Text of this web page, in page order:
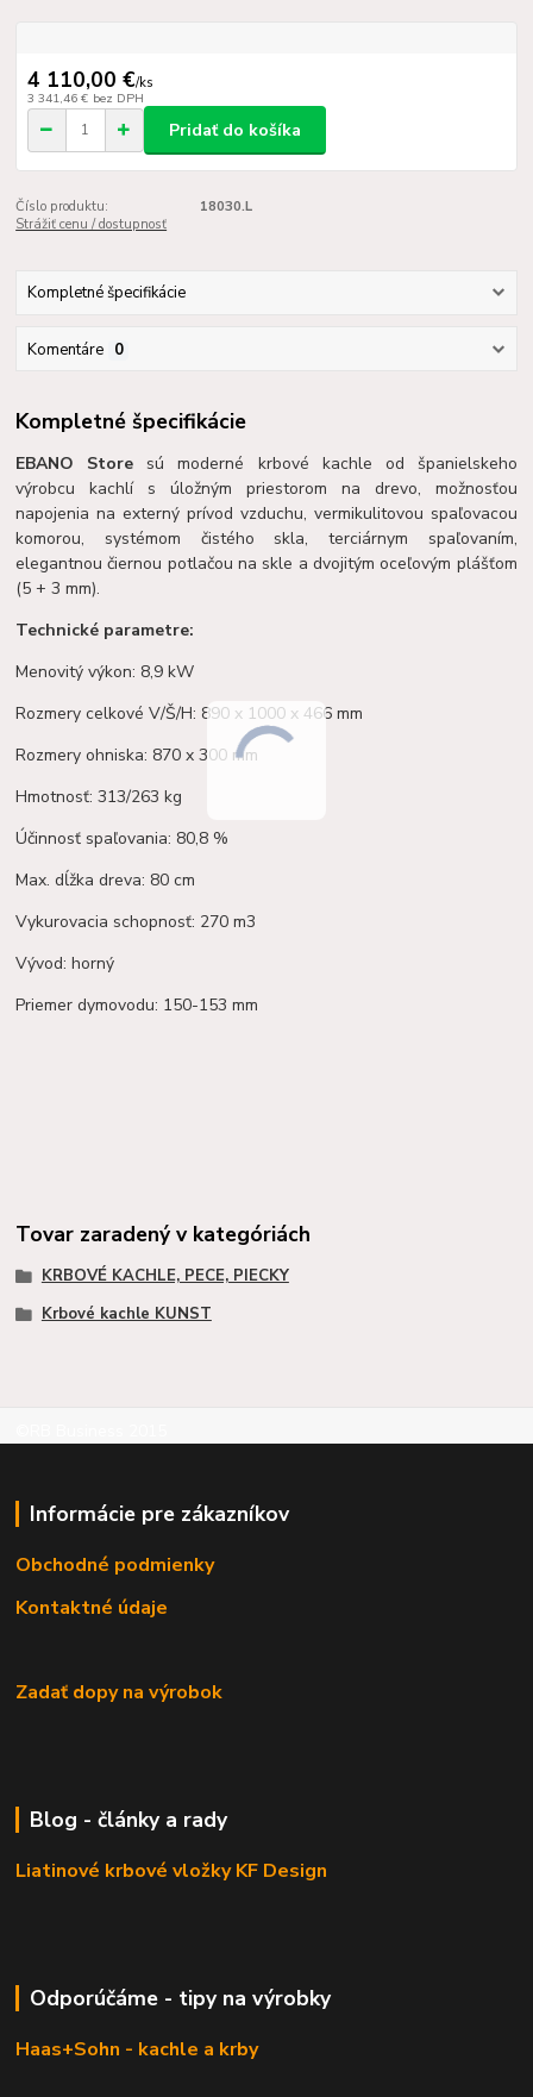
4 110,00 €/ks
3 341,46 € bez DPH
Pridať do košíka
Číslo produktu:
18030.L
Strážiť cenu / dostupnosť
Kompletné špecifikácie
Komentáre 0
Kompletné špecifikácie
EBANO Store sú moderné krbové kachle od španielskeho
výrobcu kachlí s úložným priestorom na drevo, možnosťou
napojenia na externý prívod vzduchu, vermikulitovou spaľovacou
komorou, systémom čistého skla, terciárnym spaľovaním,
elegantnou čiernou potlačou na skle a dvojitým oceľovým plášťom
(5 + 3 mm).
Technické parametre:
Menovitý výkon: 8,9 kW
Rozmery celkové V/Š/H: 890 x 1000 x 466 mm
Rozmery ohniska: 870 x 300 mm
Hmotnosť: 313/263 kg
Účinnosť spaľovania: 80,8 %
Max. dĺžka dreva: 80 cm
Vykurovacia schopnosť: 270 m3
Vývod: horný
Priemer dymovodu: 150-153 mm
Tovar zaradený v kategóriách
KRBOVÉ KACHLE, PECE, PIECKY
Krbové kachle KUNST
Informácie pre zákazníkov
Obchodné podmienky
Kontaktné údaje
Zadať dopy na výrobok
Blog - články a rady
Liatinové krbové vložky KF Design
Odporúčáme - tipy na výrobky
Haas+Sohn - kachle a krby